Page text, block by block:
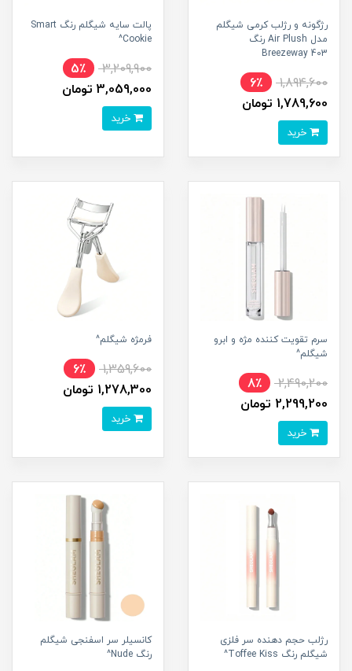
رژگونه و رژلب کرمی شیگلم
مدل Air Plush رنگ
Breezeway 403
1,894,600
6٪
1,789,600 تومان
پالت سایه شیگلم رنگ Smart
Cookie^
3,209,900
5٪
3,059,000 تومان
سرم تقویت کننده مژه و ابرو
شیگلم^
2,490,200
8٪
2,299,200 تومان
فرمژه شیگلم^
1,359,600
6٪
1,278,300 تومان
رژلب حجم دهنده سر فلزی
شیگلم رنگ Toffee Kiss^
کانسیلر سر اسفنجی شیگلم
رنگ Nude^